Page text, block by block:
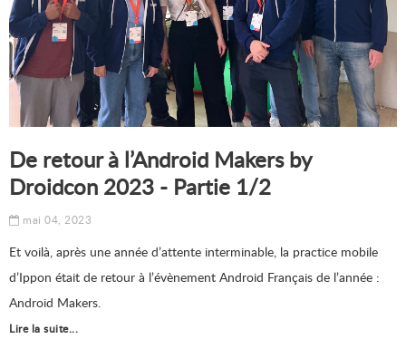
De retour à l’Android Makers by
Droidcon 2023 - Partie 1/2
mai 04, 2023
Et voilà, après une année d’attente interminable, la practice mobile
d’Ippon était de retour à l’évènement Android Français de l’année :
Android Makers.
Lire la suite...